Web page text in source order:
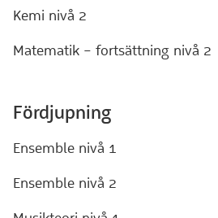
Kemi nivå 2
Matematik – fortsättning nivå 2
Fördjupning
Ensemble nivå 1
Ensemble nivå 2